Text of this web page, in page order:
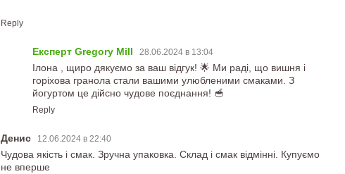
Reply
Експерт Gregory Mill 28.06.2024 в 13:04
Ілона , щиро дякуємо за ваш відгук! 🌟 Ми раді, що вишня і
горіхова гранола стали вашими улюбленими смаками. З
йогуртом це дійсно чудове поєднання! 🥣
Reply
Денис 12.06.2024 в 22:40
Чудова якість і смак. Зручна упаковка. Склад і смак відмінні. Купуємо
не вперше